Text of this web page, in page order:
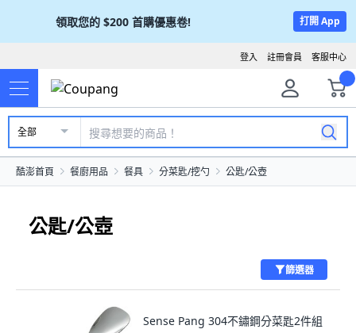
領取您的 $200 首購優惠卷! 打開 App
客服中心
註冊會員
登入
全部
酷澎首頁 餐廚用品 餐具 分菜匙/挖勺 公匙/公壺
公匙/公壺
篩選器
Sense Pang 304不鏽鋼分菜匙2件組